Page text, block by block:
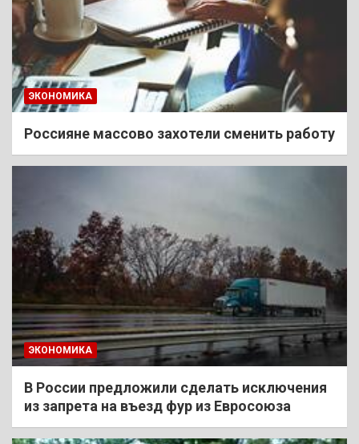
ЭКОНОМИКА
Россияне массово захотели сменить работу
ЭКОНОМИКА
В России предложили сделать исключения
из запрета на въезд фур из Евросоюза